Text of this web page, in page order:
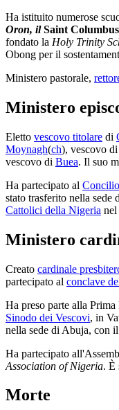
Ha istituito numerose
Oron, ilSaint Columbus
fondato la Holy Trinity
Obong per il
Ministero pastorale,
Ministero
Eletto vescovo titolare di
Moynagh(ch), vescovo di
vescovo di Buea. Il suo
Ha partecipato al
stato trasferito nella sede
Cattolici della Nigeria nel
Ministero
Creato cardinale
partecipato al conclave
Ha preso parte alla
Sinodo dei Vescovi, in
nella sede di Abuja, con
Ha partecipato
Association of Nigeria. È
Morte